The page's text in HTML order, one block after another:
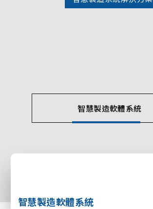
智慧製造軟體系統
智慧製造軟體系統